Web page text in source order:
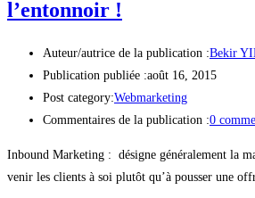
l’entonnoir !
Auteur/autrice de la publication :Bekir
Publication publiée :août 16, 2015
Post category:Webmarketing
Commentaires de la publication :0
Inbound Marketing : désigne généralement la
venir les clients à soi plutôt qu’à pousser une